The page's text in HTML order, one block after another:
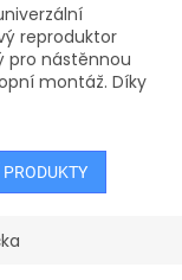
reproduktor
pro nástěnnou
montáž. Díky
kombinaci s
E‑sense...